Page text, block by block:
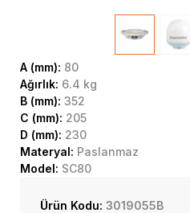
A (mm): 80
Ağırlık: 6.4 kg
B (mm): 352
C (mm): 205
D (mm): 230
Materyal: Paslanmaz
Model: SC80
Ürün Kodu: 3019055B